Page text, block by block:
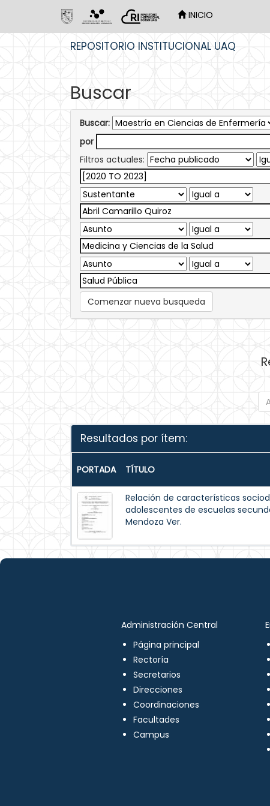
INICIO
REPOSITORIO INSTITUCIONAL UAQ
Buscar
Buscar:
por
Filtros actuales:
Comenzar nueva busqueda
Resultados por ítem:
PORTADA TÍTULO
Relación de características
adolescentes de escuelas
Mendoza Ver.
Administración Central
Página principal
Rectoría
Secretarios
Direcciones
Coordinaciones
Facultades
Campus